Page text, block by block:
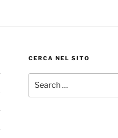
CERCA NEL SITO
for: